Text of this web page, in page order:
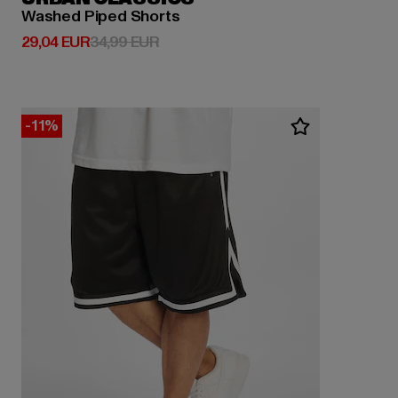
Washed Piped Shorts
29,04 EUR
Derzeitiger Preis: 29,04 EUR
34,99 EURAktionspreis: 34,99 EUR
-11%